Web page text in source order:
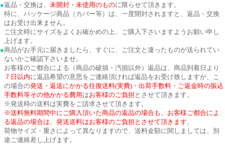
●返品・交換は、 未開封・未使用のものに限らせて頂きます。
特に、パッケージ商品（カバー等）は、一度開封されますと、返品・交換
はお受け出来ません。
ご注文時にサイズをよくお確かめの上、ご購入下さいますようお願い申し
上げます。
●商品がお手元に届きましたら、すぐに、ご注文と違ったものが送られてい
ないかご確認下さいませ。
お客様のご都合による（商品の破損・汚損以外）返品は、商品到着日より
７日以内に返品希望の意思をご連絡頂ければ返品をお受け致しますが、こ
の場合の発送・返送にかかる往復送料(実費)・出荷手数料・ご返金時の振込
手数料等その他かかる費用 はお客様のご負担 とさせて頂きます。
※発送時の送料は実費をご請求させて頂きます。
※送料無料期間中にご購入頂いた商品の返品の場合も、お客様ご都合によ
る返品の場合は、発送送料はお客様のご負担とさせて頂きます 。
荷物サイズ・重さによって異なりますので、送料金額に関しましては、別
途ご連絡差し上げます。